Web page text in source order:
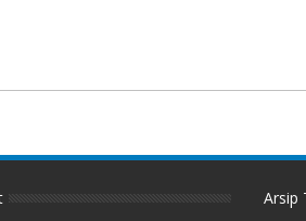
Arsip